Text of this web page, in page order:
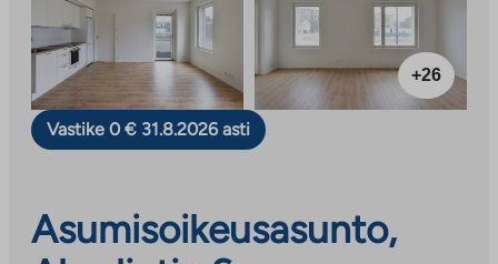
+26
Vastike 0 € 31.8.2026 asti
Asumisoikeusasunto,